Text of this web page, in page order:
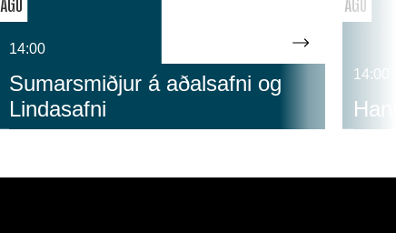
14:00
Sumarsmiðjur á aðalsafni og
Lindasafni
14:00